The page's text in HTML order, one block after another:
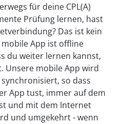
für deine CPL(A)
Prüfung lernen, hast
Das ist kein
App ist offline
du weiter lernen kannst,
Unsere mobile App wird
so dass
App tust, immer auf dem
und mit dem Internet
und umgekehrt - wenn